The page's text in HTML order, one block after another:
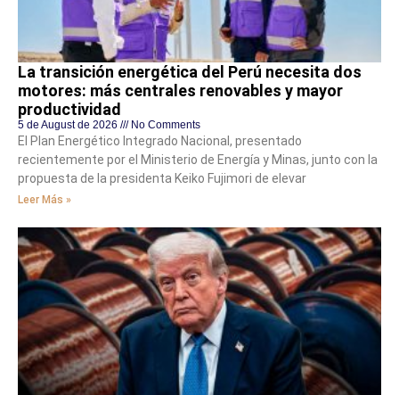
La transición energética del Perú necesita dos
motores: más centrales renovables y mayor
productividad
5 de August de 2026 No Comments
El Plan Energético Integrado Nacional, presentado
recientemente por el Ministerio de Energía y Minas, junto con la
propuesta de la presidenta Keiko Fujimori de elevar
Leer Más »